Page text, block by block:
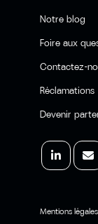
Notre blog
Foire aux
Contactez-
Réclamations
Devenir
Mentions légales